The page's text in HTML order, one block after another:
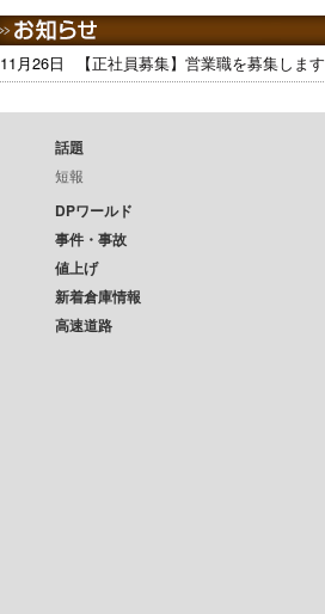
11月26日 【正社員募集】営業職を募集します
話題
短報
DPワールド
事件・事故
値上げ
新着倉庫情報
高速道路